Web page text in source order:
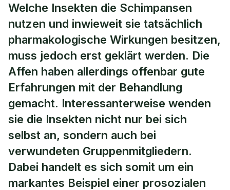
Welche Insekten die Schimpansen
nutzen und inwieweit sie tatsächlich
pharmakologische Wirkungen besitzen,
muss jedoch erst geklärt werden. Die
Affen haben allerdings offenbar gute
Erfahrungen mit der Behandlung
gemacht. Interessanterweise wenden
sie die Insekten nicht nur bei sich
selbst an, sondern auch bei
verwundeten Gruppenmitgliedern.
Dabei handelt es sich somit um ein
markantes Beispiel einer prosozialen